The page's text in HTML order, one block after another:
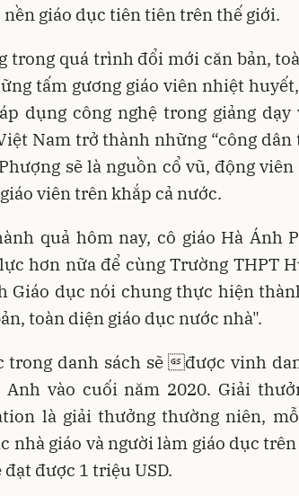
giáo dục tiên tiên trên thế giới.
trong quá trình đổi mới căn bản,
tấm gương giáo viên nhiệt
dụng công nghệ trong giảng dạy
Nam trở thành những “công dân
sẽ là nguồn cổ vũ, động
viên trên khắp cả nước.
quả hôm nay, cô giáo Hà Ánh
hơn nữa để cùng Trường THPT
Giáo dục nói chung thực hiện
toàn diện giáo dục nước nhà".
trong danh sách sẽ được vinh
vào cuối năm 2020. Giải
là giải thưởng thường niên,
nhà giáo và người làm giáo dục
được 1 triệu USD.